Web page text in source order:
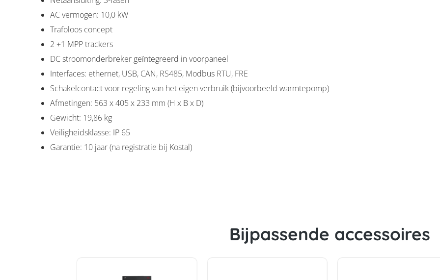
AC vermogen: 10,0 kW
Trafoloos concept
2 +1 MPP trackers
DC stroomonderbreker geïntegreerd in voorpaneel
Interfaces: ethernet, USB, CAN, RS485, Modbus RTU, FRE
Schakelcontact voor regeling van het eigen verbruik (bijvoorbeeld warmtepomp)
Afmetingen: 563 x 405 x 233 mm (H x B x D)
Gewicht: 19,86 kg
Veiligheidsklasse: IP 65
Garantie: 10 jaar (na registratie bij Kostal)
Bijpassende accessoires